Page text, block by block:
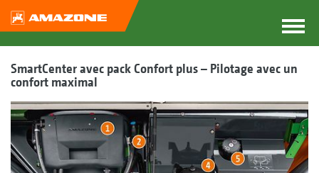
SmartCenter avec pack Confort plus – Pilotage avec un
confort maximal